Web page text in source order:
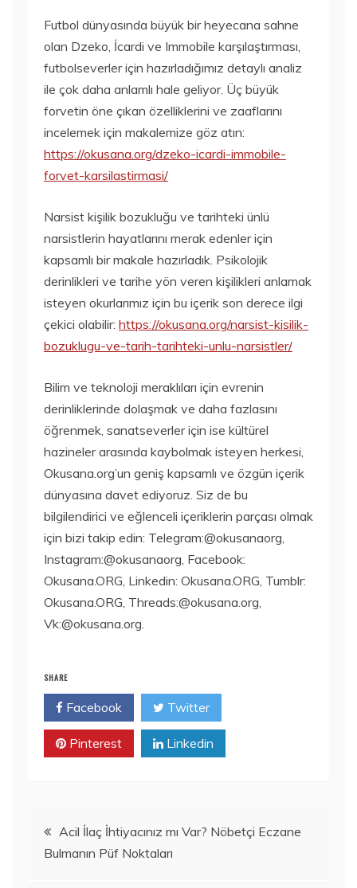
Futbol dünyasında büyük bir heyecana sahne
olan Dzeko, İcardi ve Immobile karşılaştırması,
futbolseverler için hazırladığımız detaylı analiz
ile çok daha anlamlı hale geliyor. Üç büyük
forvetin öne çıkan özelliklerini ve zaaflarını
incelemek için makalemize göz atın:
https://okusana.org/dzeko-icardi-immobile-
forvet-karsilastirmasi/
Narsist kişilik bozukluğu ve tarihteki ünlü
narsistlerin hayatlarını merak edenler için
kapsamlı bir makale hazırladık. Psikolojik
derinlikleri ve tarihe yön veren kişilikleri anlamak
isteyen okurlarımız için bu içerik son derece ilgi
çekici olabilir: https://okusana.org/narsist-kisilik-
bozuklugu-ve-tarih-tarihteki-unlu-narsistler/
Bilim ve teknoloji meraklıları için evrenin
derinliklerinde dolaşmak ve daha fazlasını
öğrenmek, sanatseverler için ise kültürel
hazineler arasında kaybolmak isteyen herkesi,
Okusana.org’un geniş kapsamlı ve özgün içerik
dünyasına davet ediyoruz. Siz de bu
bilgilendirici ve eğlenceli içeriklerin parçası olmak
için bizi takip edin: Telegram:@okusanaorg,
Instagram:@okusanaorg, Facebook:
Okusana.ORG, Linkedin: Okusana.ORG, Tumblr:
Okusana.ORG, Threads:@okusana.org,
Vk:@okusana.org.
SHARE
Facebook Twitter
Pinterest Linkedin
Yazı
gezinmesi
Acil İlaç İhtiyacınız mı Var? Nöbetçi Eczane
Bulmanın Püf Noktaları